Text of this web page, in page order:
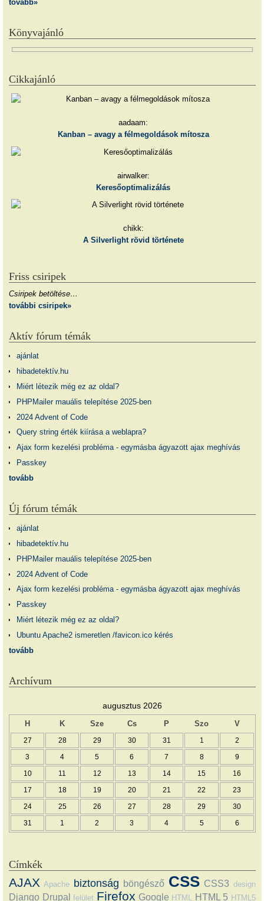
tovább»
Könyvajánló
Cikkajánló
aadaam:
Kanban – avagy a félmegoldások mítosza
airwalker:
Keresőoptimalizálás
chikk:
A Silverlight rövid története
Friss csiripek
Csiripek betöltése…
további csiripek»
Aktív fórum témák
ajánlat
hibadetektív.hu
Miért létezik még ez az oldal?
PHPMailer mauális telepítése 2025-ben
2024 Advent of Code
Query string érték kiírása a weblapra?
Ajax form kezelési probléma - egymásba ágyazott ajax meghívás
Passkey
tovább
Új fórum témák
ajánlat
hibadetektív.hu
PHPMailer mauális telepítése 2025-ben
2024 Advent of Code
Ajax form kezelési probléma - egymásba ágyazott ajax meghívás
Passkey
Miért létezik még ez az oldal?
Ubuntu Apache2 ismeretlen /favicon.ico kérés
tovább
Archívum
augusztus 2026
H K Sze Cs P Szo V
27 28 29 30 31 1 2
3 4 5 6 7 8 9
10 11 12 13 14 15 16
17 18 19 20 21 22 23
24 25 26 27 28 29 30
31 1 2 3 4 5 6
Címkék
AJAX Apache biztonság böngésző CSS CSS3 design
Django Drupal felület Firefox Google HTML HTML 5 HTML5